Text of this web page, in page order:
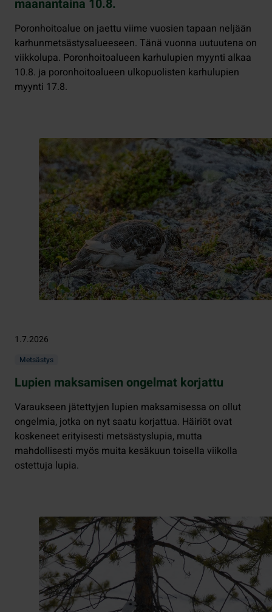
maanantaina 10.8.
Poronhoitoalue on jaettu viime vuosien tapaan neljään
karhunmetsästysalueeseen. Tänä vuonna uutuutena on
viikkolupa. Poronhoitoalueen karhulupien myynti alkaa
10.8. ja poronhoitoalueen ulkopuolisten karhulupien
myynti 17.8.
1.7.2026
Metsästys
Lupien maksamisen ongelmat korjattu
Varaukseen jätettyjen lupien maksamisessa on ollut
ongelmia, jotka on nyt saatu korjattua. Häiriöt ovat
koskeneet erityisesti metsästyslupia, mutta
mahdollisesti myös muita kesäkuun toisella viikolla
ostettuja lupia.